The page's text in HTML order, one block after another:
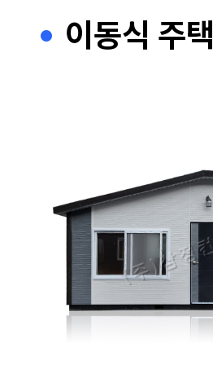
이동식 주택